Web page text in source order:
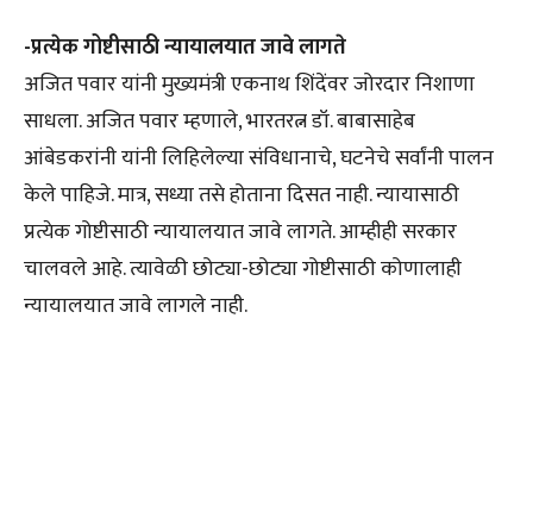
-प्रत्येक गोष्टीसाठी न्यायालयात जावे लागते
अजित पवार यांनी मुख्यमंत्री एकनाथ शिंदेंवर जोरदार निशाणा
साधला. अजित पवार म्हणाले, भारतरत्न डॉ. बाबासाहेब
आंबेडकरांनी यांनी लिहिलेल्या संविधानाचे, घटनेचे सर्वांनी पालन
केले पाहिजे. मात्र, सध्या तसे होताना दिसत नाही. न्यायासाठी
प्रत्येक गोष्टीसाठी न्यायालयात जावे लागते. आम्हीही सरकार
चालवले आहे. त्यावेळी छोट्या-छोट्या गोष्टीसाठी कोणालाही
न्यायालयात जावे लागले नाही.